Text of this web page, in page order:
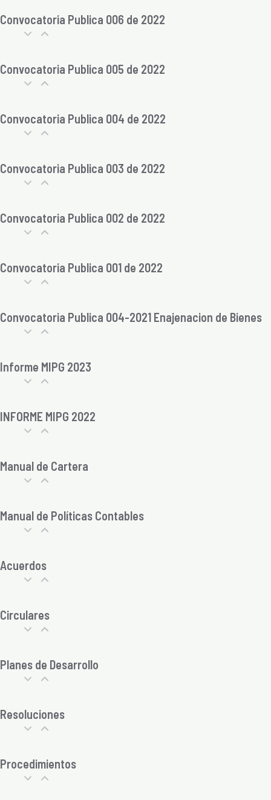
Convocatoria Publica 006 de 2022
Convocatoria Publica 005 de 2022
Convocatoria Publica 004 de 2022
Convocatoria Publica 003 de 2022
Convocatoria Publica 002 de 2022
Convocatoria Publica 001 de 2022
Convocatoria Publica 004-2021 Enajenacion de Bienes
Informe MIPG 2023
INFORME MIPG 2022
Manual de Cartera
Manual de Políticas Contables
Acuerdos
Circulares
Planes de Desarrollo
Resoluciones
Procedimientos